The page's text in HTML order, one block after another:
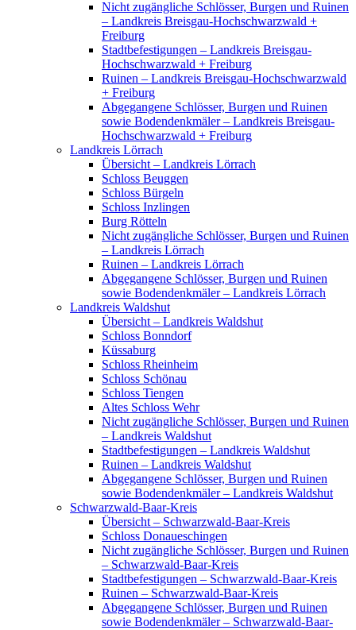
Nicht zugängliche Schlösser, Burgen und Ruinen
– Landkreis Breisgau-Hochschwarzwald +
Freiburg
Stadtbefestigungen – Landkreis Breisgau-
Hochschwarzwald + Freiburg
Ruinen – Landkreis Breisgau-Hochschwarzwald
+ Freiburg
Abgegangene Schlösser, Burgen und Ruinen
sowie Bodendenkmäler – Landkreis Breisgau-
Hochschwarzwald + Freiburg
Landkreis Lörrach
Übersicht – Landkreis Lörrach
Schloss Beuggen
Schloss Bürgeln
Schloss Inzlingen
Burg Rötteln
Nicht zugängliche Schlösser, Burgen und Ruinen
– Landkreis Lörrach
Ruinen – Landkreis Lörrach
Abgegangene Schlösser, Burgen und Ruinen
sowie Bodendenkmäler – Landkreis Lörrach
Landkreis Waldshut
Übersicht – Landkreis Waldshut
Schloss Bonndorf
Küssaburg
Schloss Rheinheim
Schloss Schönau
Schloss Tiengen
Altes Schloss Wehr
Nicht zugängliche Schlösser, Burgen und Ruinen
– Landkreis Waldshut
Stadtbefestigungen – Landkreis Waldshut
Ruinen – Landkreis Waldshut
Abgegangene Schlösser, Burgen und Ruinen
sowie Bodendenkmäler – Landkreis Waldshut
Schwarzwald-Baar-Kreis
Übersicht – Schwarzwald-Baar-Kreis
Schloss Donaueschingen
Nicht zugängliche Schlösser, Burgen und Ruinen
– Schwarzwald-Baar-Kreis
Stadtbefestigungen – Schwarzwald-Baar-Kreis
Ruinen – Schwarzwald-Baar-Kreis
Abgegangene Schlösser, Burgen und Ruinen
sowie Bodendenkmäler – Schwarzwald-Baar-